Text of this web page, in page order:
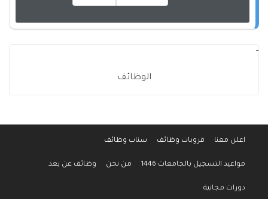
-
الوظائف
اعلن معنا قروبات وظائف سناب وظائف
مواعيد التسجيل بالجامعات 1446 من نحن وظائف عن بعد
دورات مجانية